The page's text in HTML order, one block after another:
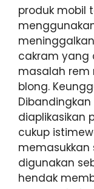
produk mobil
cakram yang
masalah rem
blong.
diaplikasikan
cukup
memasukkan
digunakan
hendak